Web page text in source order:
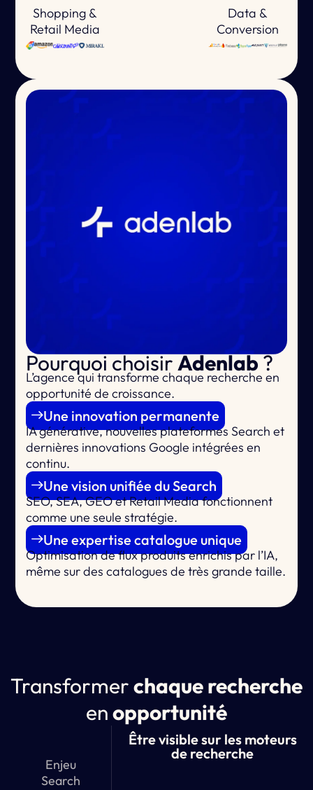
Shopping &
Retail Media
Data &
Conversion
Pourquoi choisirAdenlab?
L’agence quitransforme chaque recherche en
opportunité de croissance.
Une innovation permanente
IA générative, nouvelles plateformes Search et
dernières innovations Google intégrées en
continu.
Une vision unifiée du Search
SEO, SEA, GEO et Retail Media fonctionnent
comme une seule stratégie.
Une expertise catalogue unique
Optimisation de flux produits enrichis par l’IA,
même sur des catalogues de très grande taille.
Transformerchaque recherche
enopportunité
Enjeu
Search
Être visible sur les moteurs
de recherche